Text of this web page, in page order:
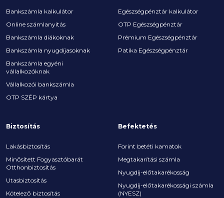
Bankszámla kalkulátor
Online számlanyitás
Bankszámla diákoknak
Bankszámla nyugdíjasoknak
Bankszámla egyéni
vállalkozóknak
Vállalkozói bankszámla
OTP SZÉP kártya
Egészségpénztár kalkulátor
OTP Egészségpénztár
Prémium Egészségpénztár
Patika Egészségpénztár
Biztosítás
Lakásbiztosítás
Minősített Fogyasztóbarát
Otthonbiztosítás
Utasbiztosítás
Kötelező biztosítás
Befektetés
Forint betéti kamatok
Megtakarítási számla
Nyugdíj-előtakarékosság
Nyugdíj-előtakarékossági számla
(NYESZ)